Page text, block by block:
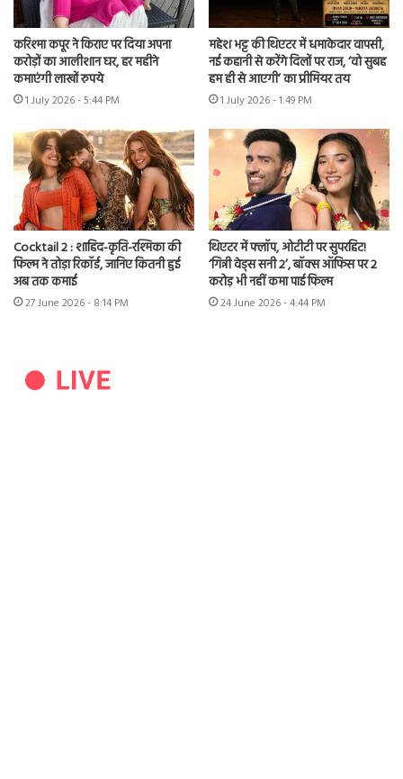
करिश्मा कपूर ने किराए पर दिया अपना
करोड़ों का आलीशान घर, हर महीने
कमाएंगी लाखों रुपये
1 July 2026 - 5:44 PM
महेश भट्ट की थिएटर में धमाकेदार वापसी,
नई कहानी से करेंगे दिलों पर राज, ‘वो सुबह
हम ही से आएगी’ का प्रीमियर तय
1 July 2026 - 1:49 PM
Cocktail 2 : शाहिद-कृति-रश्मिका की
फिल्म ने तोड़ा रिकॉर्ड, जानिए कितनी हुई
अब तक कमाई
27 June 2026 - 8:14 PM
थिएटर में फ्लॉप, ओटीटी पर सुपरहिट!
‘गिन्नी वेड्स सनी 2’, बॉक्स ऑफिस पर 2
करोड़ भी नहीं कमा पाई फिल्म
24 June 2026 - 4:44 PM